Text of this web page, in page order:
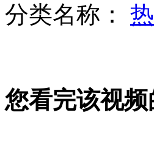
雾中难辨红绿灯 热心老伯挥
分类名称：
您看完该视